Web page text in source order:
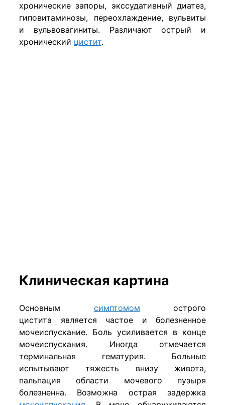
хронические запоры, экссудативный диатез,
гиповитаминозы, переохлаждение, вульвиты
и вульвовагиниты. Различают острый и
хронический цистит.
Клиническая картина
Основным симптомом острого
цистита является частое и болезненное
мочеиспускание. Боль усиливается в конце
мочеиспускания. Иногда отмечается
терминальная гематурия. Больные
испытывают тяжесть внизу живота,
пальпация области мочевого пузыря
болезненна. Возможна острая задержка